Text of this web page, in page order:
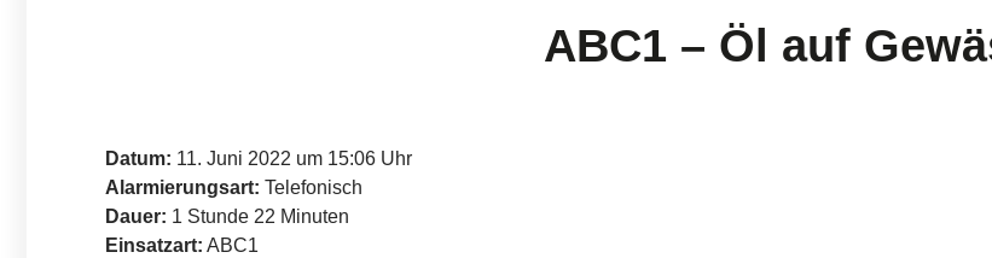
ABC1 – Öl auf
Datum: 11. Juni 2022 um 15:06 Uhr
Alarmierungsart: Telefonisch
Dauer: 1 Stunde 22 Minuten
Einsatzart: ABC1